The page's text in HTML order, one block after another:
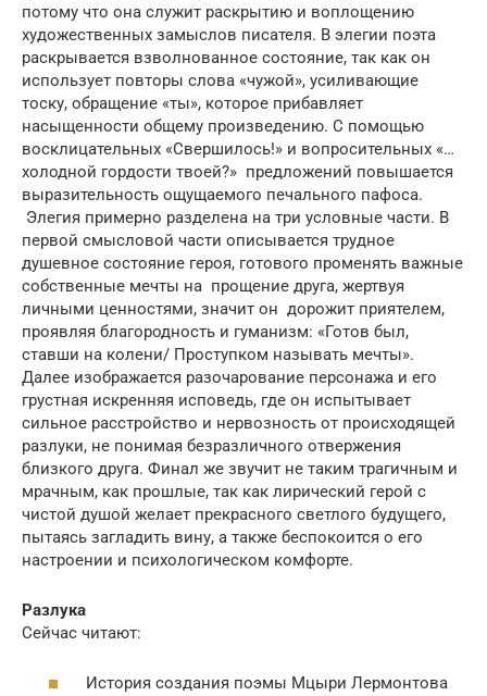
потому что она служит раскрытию и воплощению
художественных замыслов писателя. В элегии поэта
раскрывается взволнованное состояние, так как он
использует повторы слова «чужой», усиливающие
тоску, обращение «ты», которое прибавляет
насыщенности общему произведению. С помощью
восклицательных «Свершилось!» и вопросительных «…
холодной гордости твоей?» предложений повышается
выразительность ощущаемого печального пафоса.
Элегия примерно разделена на три условные части. В
первой смысловой части описывается трудное
душевное состояние героя, готового променять важные
собственные мечты на прощение друга, жертвуя
личными ценностями, значит он дорожит приятелем,
проявляя благородность и гуманизм: «Готов был,
ставши на колени/ Проступком называть мечты».
Далее изображается разочарование персонажа и его
грустная искренняя исповедь, где он испытывает
сильное расстройство и нервозность от происходящей
разлуки, не понимая безразличного отвержения
близкого друга. Финал же звучит не таким трагичным и
мрачным, как прошлые, так как лирический герой с
чистой душой желает прекрасного светлого будущего,
пытаясь загладить вину, а также беспокоится о его
настроении и психологическом комфорте.
Разлука
Сейчас читают:
История создания поэмы Мцыри Лермонтова